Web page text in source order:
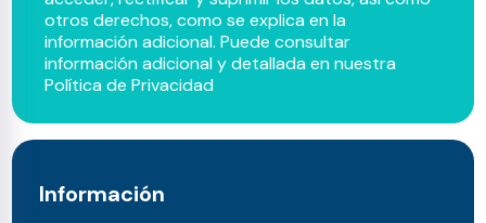
otros derechos, como se explica en la
información adicional. Puede consultar
información adicional y detallada en nuestra
Política de Privacidad
Información